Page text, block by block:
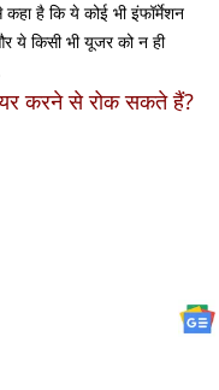
है कि ये कोई भी इंफॉर्मेशन
किसी भी यूजर को न ही
करने से रोक सकते हैं?